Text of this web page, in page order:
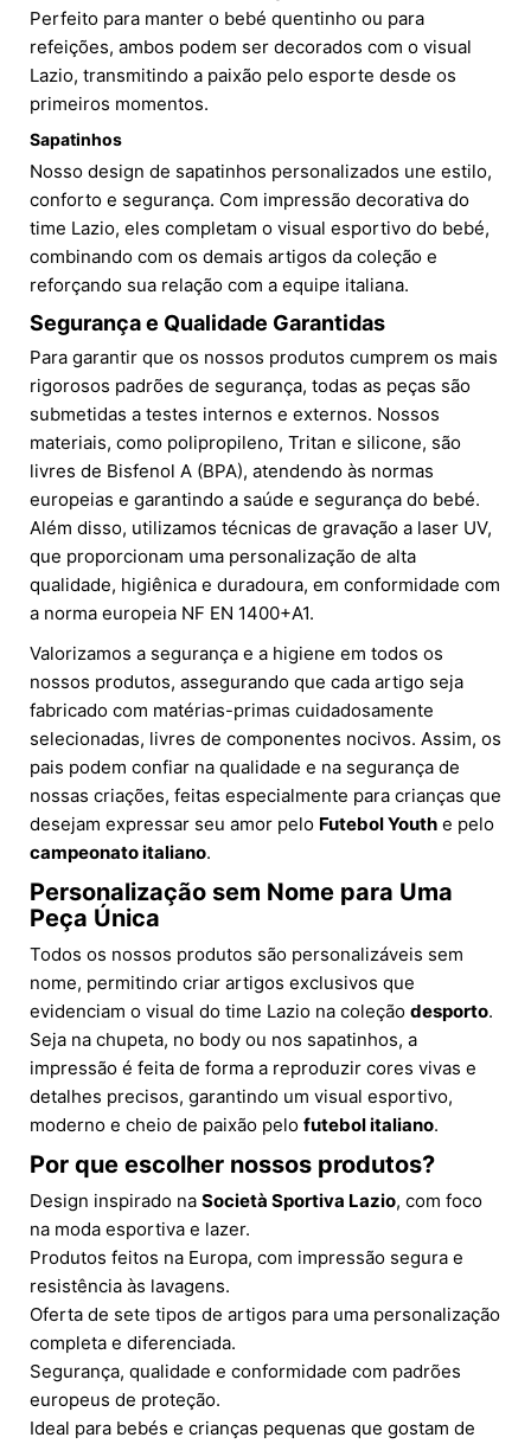
Perfeito para manter o bebé quentinho ou para
refeições, ambos podem ser decorados com o visual
Lazio, transmitindo a paixão pelo esporte desde os
primeiros momentos.
Sapatinhos
Nosso design de sapatinhos personalizados une estilo,
conforto e segurança. Com impressão decorativa do
time Lazio, eles completam o visual esportivo do bebé,
combinando com os demais artigos da coleção e
reforçando sua relação com a equipe italiana.
Segurança e Qualidade Garantidas
Para garantir que os nossos produtos cumprem os mais
rigorosos padrões de segurança, todas as peças são
submetidas a testes internos e externos. Nossos
materiais, como polipropileno, Tritan e silicone, são
livres de Bisfenol A (BPA), atendendo às normas
europeias e garantindo a saúde e segurança do bebé.
Além disso, utilizamos técnicas de gravação a laser UV,
que proporcionam uma personalização de alta
qualidade, higiênica e duradoura, em conformidade com
a norma europeia NF EN 1400+A1.
Valorizamos a segurança e a higiene em todos os
nossos produtos, assegurando que cada artigo seja
fabricado com matérias-primas cuidadosamente
selecionadas, livres de componentes nocivos. Assim, os
pais podem confiar na qualidade e na segurança de
nossas criações, feitas especialmente para crianças que
desejam expressar seu amor pelo Futebol Youth e pelo
campeonato italiano.
Personalização sem Nome para Uma
Peça Única
Todos os nossos produtos são personalizáveis sem
nome, permitindo criar artigos exclusivos que
evidenciam o visual do time Lazio na coleção desporto.
Seja na chupeta, no body ou nos sapatinhos, a
impressão é feita de forma a reproduzir cores vivas e
detalhes precisos, garantindo um visual esportivo,
moderno e cheio de paixão pelo futebol italiano.
Por que escolher nossos produtos?
Design inspirado na Società Sportiva Lazio, com foco
na moda esportiva e lazer.
Produtos feitos na Europa, com impressão segura e
resistência às lavagens.
Oferta de sete tipos de artigos para uma personalização
completa e diferenciada.
Segurança, qualidade e conformidade com padrões
europeus de proteção.
Ideal para bebés e crianças pequenas que gostam de